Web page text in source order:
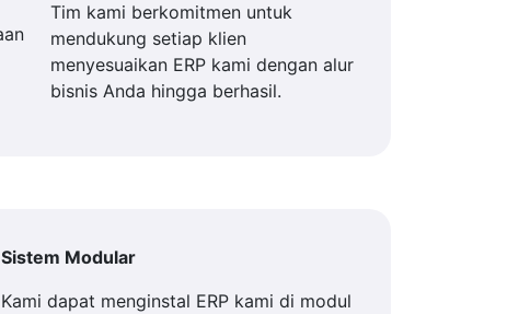
Tim kami berkomitmen untuk
mendukung setiap klien
menyesuaikan ERP kami dengan alur
bisnis Anda hingga berhasil.
Sistem Modular
Kami dapat menginstal ERP kami di modul